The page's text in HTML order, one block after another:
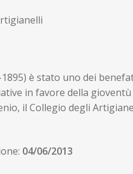
1895) è stato uno dei
in favore della
il Collegio degli
04/06/2013